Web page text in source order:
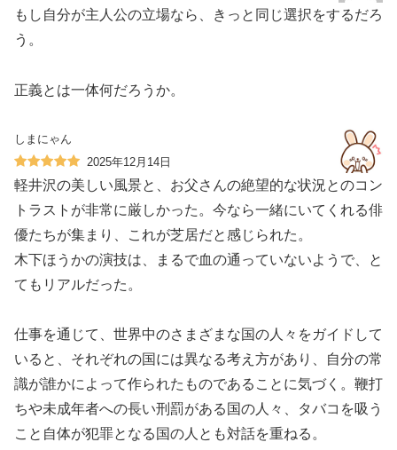
もし自分が主人公の立場なら、きっと同じ選択をするだろ
う。
正義とは一体何だろうか。
しまにゃん
2025年12月14日
軽井沢の美しい風景と、お父さんの絶望的な状況とのコン
トラストが非常に厳しかった。今なら一緒にいてくれる俳
優たちが集まり、これが芝居だと感じられた。
木下ほうかの演技は、まるで血の通っていないようで、と
てもリアルだった。
仕事を通じて、世界中のさまざまな国の人々をガイドして
いると、それぞれの国には異なる考え方があり、自分の常
識が誰かによって作られたものであることに気づく。鞭打
ちや未成年者への長い刑罰がある国の人々、タバコを吸う
こと自体が犯罪となる国の人とも対話を重ねる。